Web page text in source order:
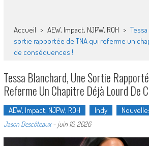
Accueil > AEW, Impact, NJPW, ROH >
sortie rapportée de TNA qui referme un
de conséquences !
Tessa Blanchard, Une Sortie
Referme Un Chapitre Déjà Lourd De
AEW, Impact, NJPW, ROH Indy
Jason Descôteaux- juin 16, 2026